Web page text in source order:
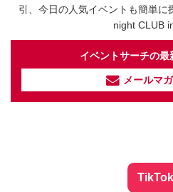
引、今日の人気イベントも簡単
night CLUB
イベントサーチの
メールマ